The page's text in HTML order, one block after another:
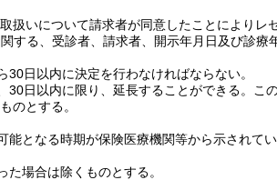
扱いについて請求者が同意したことによりレ
する、受診者、請求者、開示年月日及び診療
日以内に決定を行わなければならない。
日以内に限り、延長することができる。こ
のとする。
となる時期が保険医療機関等から示されて
場合は除くものとする。